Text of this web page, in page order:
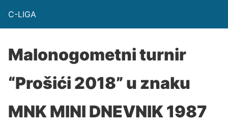
C-LIGA
Malonogometni turnir
“Prošići 2018” u znaku
MNK MINI DNEVNIK 1987